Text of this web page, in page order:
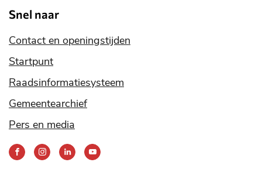
Snel naar
Contact en openingstijden
Startpunt
Raadsinformatiesysteem
Gemeentearchief
Pers en media
Bereik
ons